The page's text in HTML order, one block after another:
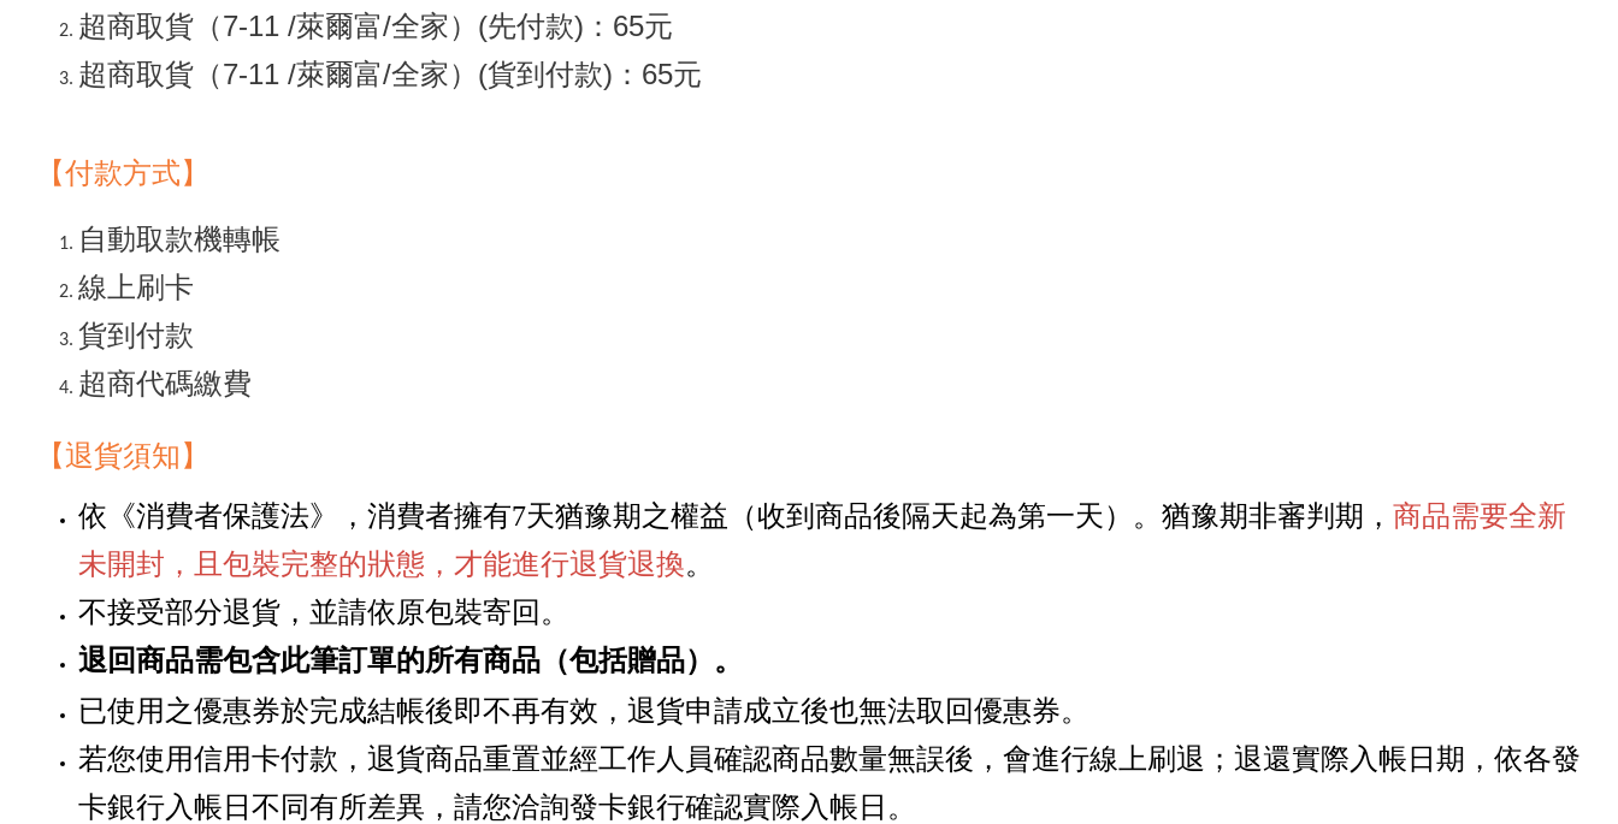
超商取貨（7-11 /萊爾富/全家）(先付款)：65元
超商取貨（7-11 /萊爾富/全家）(貨到付款)：65元
【付款方式】
自動取款機轉帳
線上刷卡
貨到付款
超商代碼繳費
【退貨須知 】
依《消費者保護法》，消費者擁有7天猶豫期之權益 （收到商品後隔天起為第一天） 。猶豫期非審判期， 商品需要全新
未開封，且包裝完整的狀態，才能進行退貨退換。
不接受部分退貨，並請依原包裝寄回。
退回商品需包含此筆訂單的所有商品 （包括贈品） 。
已使用之優惠券於完成結帳後即不再有效，退貨申請成立後也無法取回優惠券。
若您使用信用卡付款，退貨商品重置並經工作人員確認商品數量無誤後，會進行線上刷退；退還實際入帳日期，依各發
卡銀行入帳日不同有所差異，請您洽詢發卡銀行確認實際入帳日。